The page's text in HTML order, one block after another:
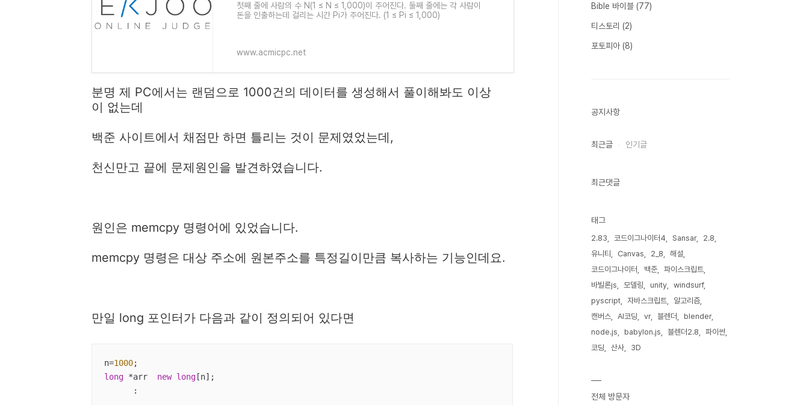
첫째 줄에 사람의 수 N(1 ≤ N ≤ 1,000)이 주어진다. 둘째 줄에는 각 사람이
돈을 인출하는데 걸리는 시간 Pi가 주어진다. (1 ≤ Pi ≤ 1,000)
www.acmicpc.net
분명 제 PC에서는 랜덤으로 1000건의 데이터를 생성해서 풀이해봐도 이상
이 없는데
백준 사이트에서 채점만 하면 틀리는 것이 문제였었는데,
천신만고 끝에 문제원인을 발견하였습니다.
원인은 memcpy 명령어에 있었습니다.
memcpy 명령은 대상 주소에 원본주소를 특정길이만큼 복사하는 기능인데요.
만일 long 포인터가 다음과 같이 정의되어 있다면
n=1000
long *arr new long [n];
      :
Bible 바이블 (77)
티스토리 (2)
포토피아 (8)
공지사항
최근글 인기글
최근댓글
태그
2.83 코드이그나이터4 Sansar
2.8
유니티
Canvas 2_8
해설
코드이그나이터
백준
파이스크립트
바빌론js
모델링 unity
windsurf
pyscript
자바스크립트
알고리즘
캔버스
AI코딩 vr 블렌더
blender
node.js
babylon.js 블렌더2.8
파이썬
코딩
산사 3D
전체 방문자